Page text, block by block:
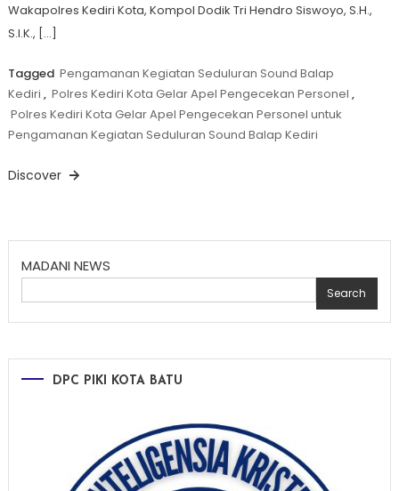
Wakapolres Kediri Kota, Kompol Dodik Tri Hendro Siswoyo, S.H.,
S.I.K., […]
Tagged Pengamanan Kegiatan Seduluran Sound Balap
Kediri , Polres Kediri Kota Gelar Apel Pengecekan Personel ,
Polres Kediri Kota Gelar Apel Pengecekan Personel untuk
Pengamanan Kegiatan Seduluran Sound Balap Kediri
Discover
MADANI NEWS
Search
DPC PIKI KOTA BATU